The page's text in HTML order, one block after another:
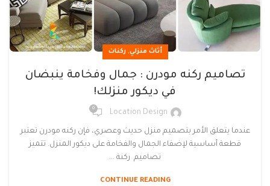
أثاث منزلي,ركنات
تصاميم ركنه مودرن : جمال وفخامة ينبضان
في ديكور منزلك!
Location Design
0
عندما يتعلق الأمر بتصميم منزل حديث وعصري، فإن ركنه مودرن تعتبر
قطعة أساسية لإضفاء الجمال والفخامة على ديكور المنزل. تتميز
تصاميم ركنة ...
CONTINUE READING